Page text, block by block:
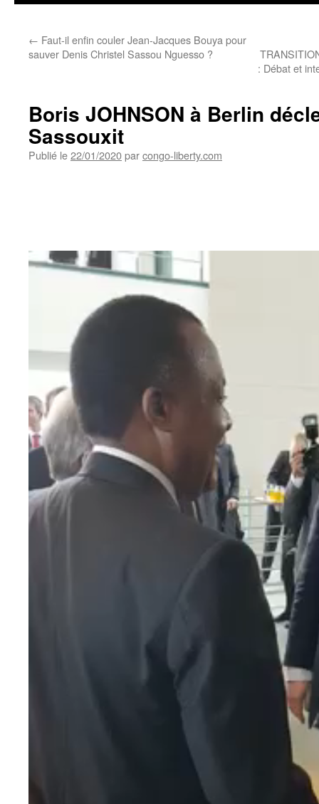
← Faut-il enfin couler Jean-Jacques Bouya pour
sauver Denis Christel Sassou Nguesso ?
: Débat et
Boris JOHNSON à Berlin
Sassouxit
Publié le22/01/2020parcongo-liberty.com